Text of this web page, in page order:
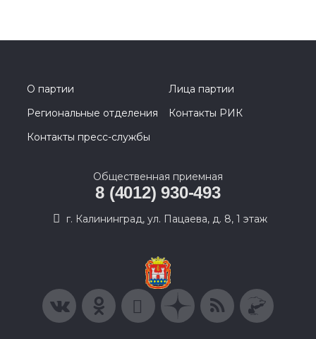
О партии
Лица партии
Региональные отделения
Контакты РИК
Контакты пресс-службы
Общественная приемная
8 (4012) 930-493
г. Калининград, ул. Пацаева, д. 8, 1 этаж